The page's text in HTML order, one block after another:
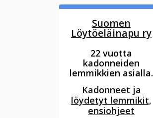
Suomen
Löytöeläinapu ry
22 vuotta
kadonneiden
lemmikkien asialla.
Kadonneet ja
löydetyt lemmikit,
ensiohjeet